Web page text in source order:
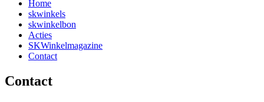
Home
skwinkels
skwinkelbon
Acties
SKWinkelmagazine
Contact
Contact